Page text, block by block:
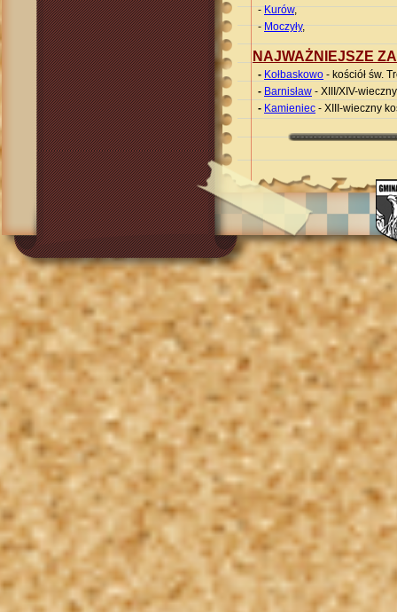
- Kurów,
- Moczyły,
NAJWAŻNIEJSZE
- Kołbaskowo - kościół św.
- Barnisław - XIII/XIV-
- Kamieniec - XIII-wieczny